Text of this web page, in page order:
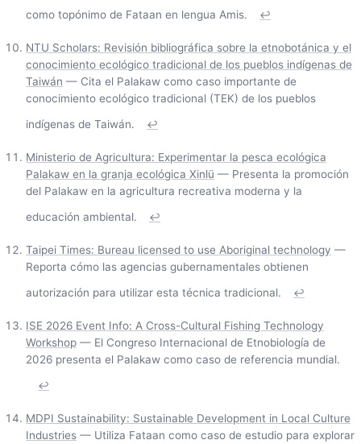
como topónimo de Fataan en lengua Amis. ↩
NTU Scholars: Revisión bibliográfica sobre la etnobotánica y el
conocimiento ecológico tradicional de los pueblos indígenas de
Taiwán — Cita el Palakaw como caso importante de
conocimiento ecológico tradicional (TEK) de los pueblos
indígenas de Taiwán.
↩
Ministerio de Agricultura: Experimentar la pesca ecológica
Palakaw en la granja ecológica Xinlü — Presenta la promoción
del Palakaw en la agricultura recreativa moderna y la
educación ambiental.
↩
Taipei Times: Bureau licensed to use Aboriginal technology —
Reporta cómo las agencias gubernamentales obtienen
autorización para utilizar esta técnica tradicional.
↩
ISE 2026 Event Info: A Cross-Cultural Fishing Technology
Workshop — El Congreso Internacional de Etnobiología de
2026 presenta el Palakaw como caso de referencia mundial.
↩
MDPI Sustainability: Sustainable Development in Local Culture
Industries — Utiliza Fataan como caso de estudio para explorar